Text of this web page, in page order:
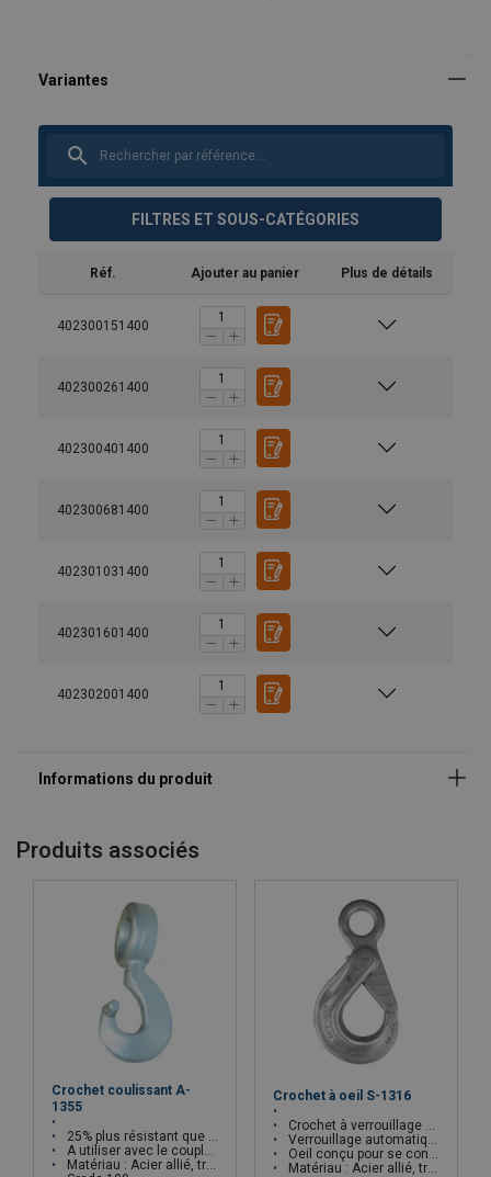
FILTRES ET SOUS-CATÉGORIES
Réf. Ajouter au panier Plus de détails
402300151400
402300261400
402300401400
402300681400
402301031400
402301601400
402302001400
Produits associés
Crochet coulissant A-
1355
25% plus résistant que le grade 80
A utiliser avec le coupleur S-1325
Matériau : Acier allié, trempé et revenu
Crochet à oeil S-1316
Crochet à verrouillage automatique
Verrouillage automatique quand le crochet est chargé
Oeil conçu pour se connecter au S-1325
Matériau : Acier allié, trempé et revenu